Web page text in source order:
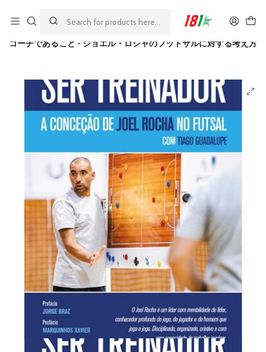
コーチであること - ジョエル・ロシャのフットサルに対する考え方